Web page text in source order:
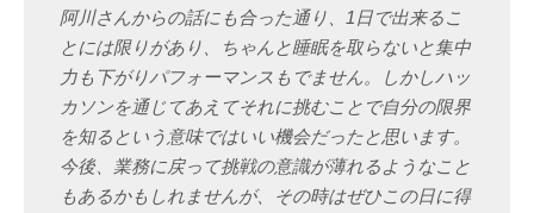
阿川さんからの話にも合った通り、1日で出来るこ
とには限りがあり、ちゃんと睡眠を取らないと集中
力も下がりパフォーマンスもでません。しかしハッ
カソンを通じてあえてそれに挑むことで自分の限界
を知るという意味ではいい機会だったと思います。
今後、業務に戻って挑戦の意識が薄れるようなこと
もあるかもしれませんが、その時はぜひこの日に得